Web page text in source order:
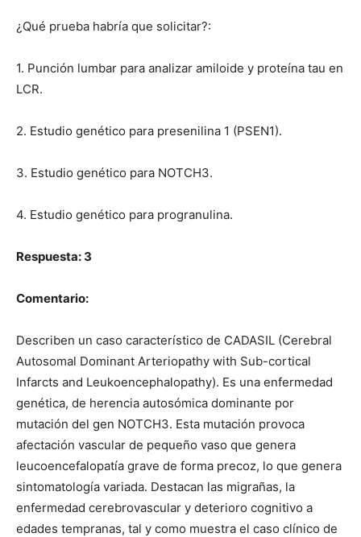
¿Qué prueba habría que solicitar?:
1. Punción lumbar para analizar amiloide y proteína tau en
LCR.
2. Estudio genético para presenilina 1 (PSEN1).
3. Estudio genético para NOTCH3.
4. Estudio genético para progranulina.
Respuesta: 3
Comentario:
Describen un caso característico de CADASIL (Cerebral
Autosomal Dominant Arteriopathy with Sub-cortical
Infarcts and Leukoencephalopathy). Es una enfermedad
genética, de herencia autosómica dominante por
mutación del gen NOTCH3. Esta mutación provoca
afectación vascular de pequeño vaso que genera
leucoencefalopatía grave de forma precoz, lo que genera
sintomatología variada. Destacan las migrañas, la
enfermedad cerebrovascular y deterioro cognitivo a
edades tempranas, tal y como muestra el caso clínico de